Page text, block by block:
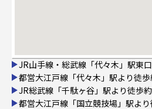
JR山手線・総武線「代々木」駅東
都営大江戸線「代々木」駅より徒
JR総武線「千駄ヶ谷」駅より徒歩
都営大江戸線「国立競技場」駅よ